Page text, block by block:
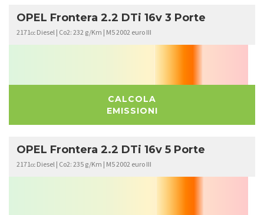
OPEL Frontera 2.2 DTi 16v 3 Porte
2171cc Diesel | Co2: 232 g/Km | M5 2002 euro III
CALCOLA
EMISSIONI
OPEL Frontera 2.2 DTi 16v 5 Porte
2171cc Diesel | Co2: 235 g/Km | M5 2002 euro III